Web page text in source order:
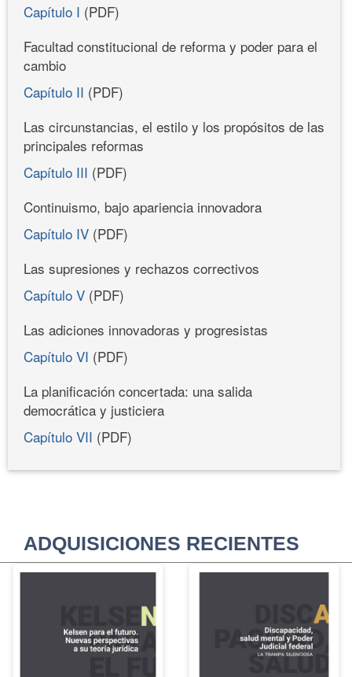
Capítulo I (PDF)
Facultad constitucional de reforma y poder para el
cambio
Capítulo II (PDF)
Las circunstancias, el estilo y los propósitos de las
principales reformas
Capítulo III (PDF)
Continuismo, bajo apariencia innovadora
Capítulo IV (PDF)
Las supresiones y rechazos correctivos
Capítulo V (PDF)
Las adiciones innovadoras y progresistas
Capítulo VI (PDF)
La planificación concertada: una salida
democrática y justiciera
Capítulo VII (PDF)
ADQUISICIONES RECIENTES